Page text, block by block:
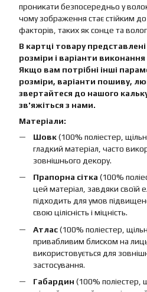
проникати безпосередньо у
чому зображення стає стійким
факторів, таких як сонце та
В картці товару
розміри і варіанти
Якщо вам потрібні інші
розміри, варіанти пошиву,
звертайтеся до нашого
зв'яжіться з нами.
Матеріали:
Шовк(100% поліестер,
гладкий матеріал, часто
зовнішнього декору.
Прапорна сітка (100%
цей матеріал, завдяки своїй
підходить для умов
свою цілісність і міцність.
Атлас(100% поліестер,
привабливим блиском на
використовується для
застосування.
Габардин (100% поліестер,